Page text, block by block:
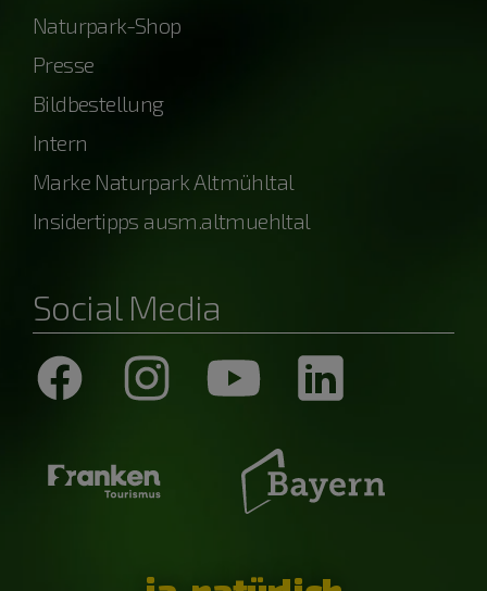
Naturpark-Shop
Presse
Bildbestellung
Intern
Marke Naturpark Altmühltal
Insidertipps ausm.altmuehltal
Social Media